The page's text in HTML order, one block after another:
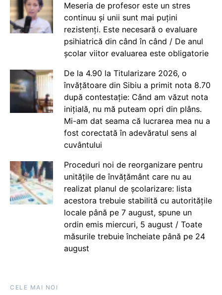
Meseria de profesor este un stres
continuu și unii sunt mai puțini
rezistenți. Este necesară o evaluare
psihiatrică din când în când / De anul
școlar viitor evaluarea este obligatorie
De la 4.90 la Titularizare 2026, o
învățătoare din Sibiu a primit nota 8.70
după contestație: Când am văzut nota
inițială, nu mă puteam opri din plâns.
Mi-am dat seama că lucrarea mea nu a
fost corectată în adevăratul sens al
cuvântului
Proceduri noi de reorganizare pentru
unitățile de învățământ care nu au
realizat planul de școlarizare: lista
acestora trebuie stabilită cu autoritățile
locale până pe 7 august, spune un
ordin emis miercuri, 5 august / Toate
măsurile trebuie încheiate până pe 24
august
CELE MAI NOI